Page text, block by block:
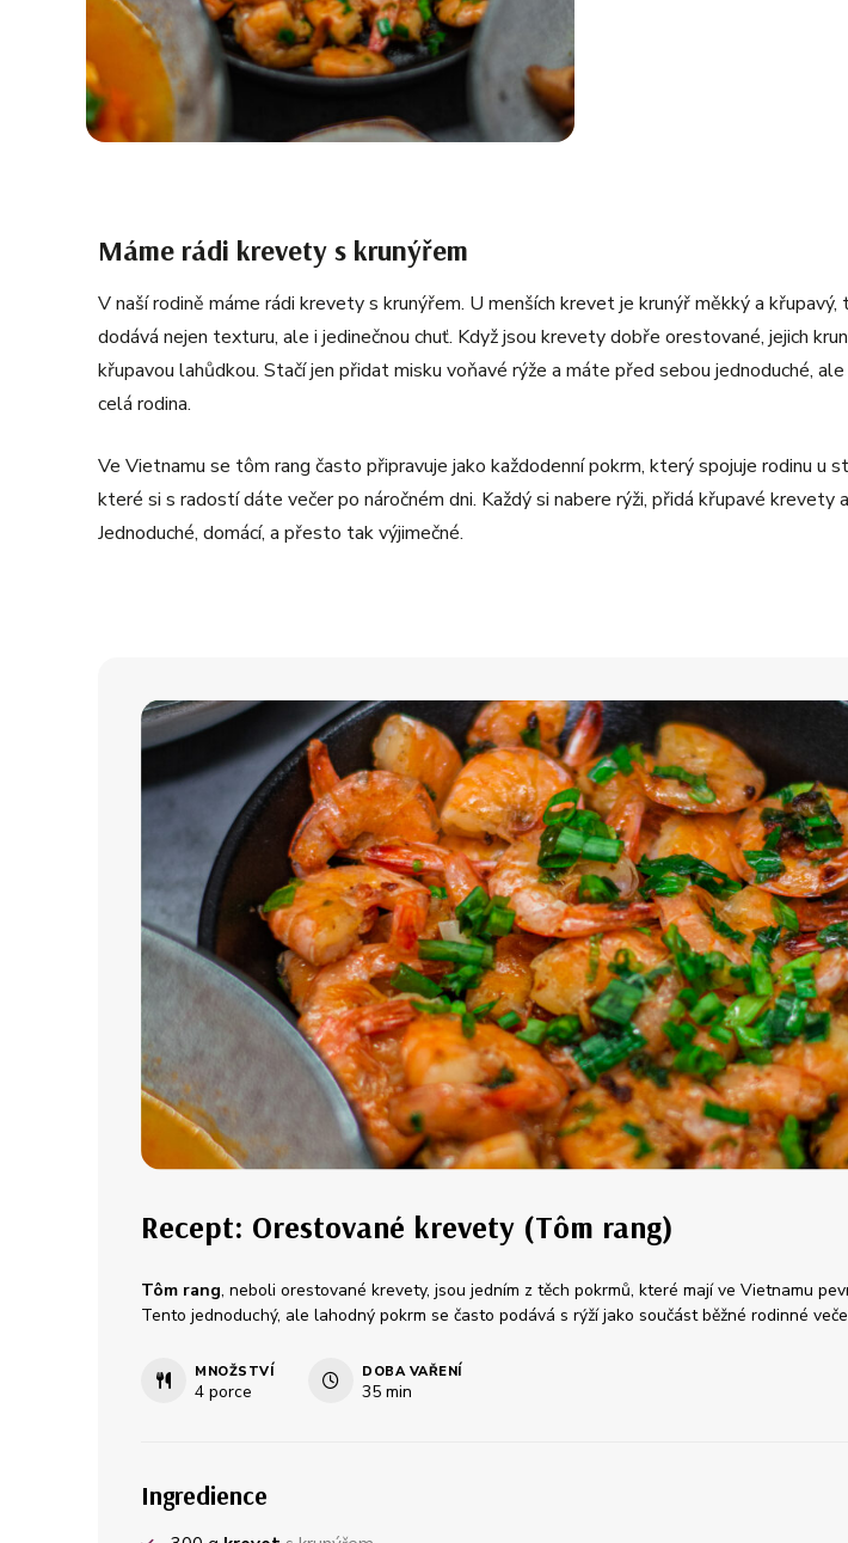
Máme rádi krevety s krunýřem
V naší rodině máme rádi krevety s krunýřem. U menších krevet je krunýř měkký a
dodává nejen texturu, ale i jedinečnou chuť. Když jsou krevety dobře orestované, jejich
křupavou lahůdkou. Stačí jen přidat misku voňavé rýže a máte před sebou jednoduché,
celá rodina.
Ve Vietnamu se tôm rang často připravuje jako každodenní pokrm, který spojuje rodinu u
které si s radostí dáte večer po náročném dni. Každý si nabere rýži, přidá křupavé krevety
Jednoduché, domácí, a přesto tak výjimečné.
Recept: Orestované krevety (Tôm rang)
Tôm rang, neboli orestované krevety, jsou jedním z těch pokrmů, které mají ve Vietnamu
Tento jednoduchý, ale lahodný pokrm se často podává s rýží jako součást běžné rodinné
MNOŽSTVÍ
4 porce
DOBA VAŘENÍ
35 min
Ingredience